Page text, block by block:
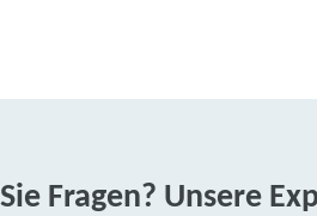
Fragen? Unsere